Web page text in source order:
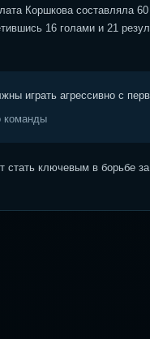
Коршкова составляла
16 голами и 21
играть агрессивно с
команды
ключевым в борьбе